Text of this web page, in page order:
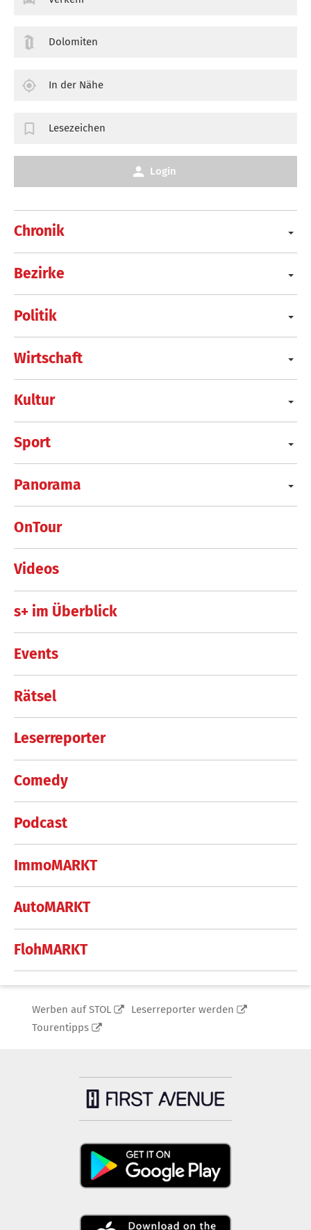
Chronik
Bezirke
Politik
Wirtschaft
Kultur
Sport
Panorama
OnTour
Videos
s+ im Überblick
Events
Rätsel
Leserreporter
Comedy
Podcast
ImmoMARKT
AutoMARKT
FlohMARKT
Dolomiten
In der Nähe
Lesezeichen
Login
Werben auf STOL
Leserreporter werden
Tourentipps